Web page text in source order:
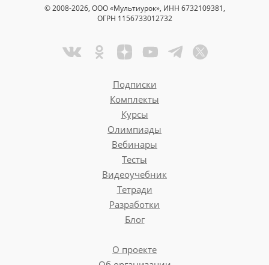
© 2008-2026, ООО «Мультиурок», ИНН 6732109381,
ОГРН 1156733012732
Подписки
Комплекты
Курсы
Олимпиады
Вебинары
Тесты
Видеоучебник
Тетради
Разработки
Блог
О проекте